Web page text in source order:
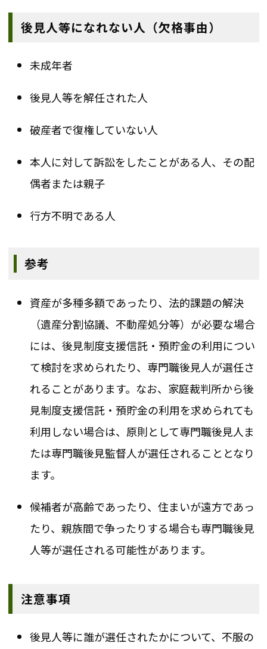
後見人等になれない人（欠格事由）
未成年者
後見人等を解任された人
破産者で復権していない人
本人に対して訴訟をしたことがある人、その配
偶者または親子
行方不明である人
参考
資産が多種多額であったり、法的課題の解決
（遺産分割協議、不動産処分等）が必要な場合
には、後見制度支援信託・預貯金の利用につい
て検討を求められたり、専門職後見人が選任さ
れることがあります。なお、家庭裁判所から後
見制度支援信託・預貯金の利用を求められても
利用しない場合は、原則として専門職後見人ま
たは専門職後見監督人が選任されることとなり
ます。
候補者が高齢であったり、住まいが遠方であっ
たり、親族間で争ったりする場合も専門職後見
人等が選任される可能性があります。
注意事項
後見人等に誰が選任されたかについて、不服の